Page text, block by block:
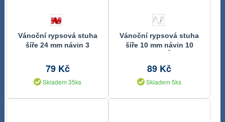
Vánoční rypsová stuha
šíře 24 mm návin 3
79 Kč
Skladem 35ks
Vánoční rypsová stuha
šíře 10 mm návin 10
89 Kč
Skladem 5ks